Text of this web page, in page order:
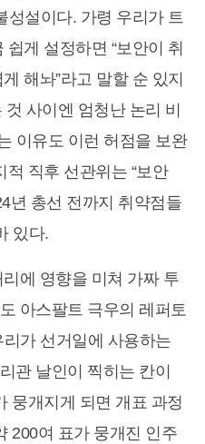
성설이다. 가령 우리가 트
게 설정하면 “보안이 취
해놔”라고 말할 순 있지
사이엔 엄청난 논리 비
이유도 이런 허점을 보완
직후 선관위는 “보안
년 총선 전까지 취약점들
있다.
에 영향을 미쳐 가짜 투
아스팔트 극우의 레퍼토
가 선거일에 사용하는
관 날인이 찍히는 칸이
뭉개지게 되면 개표 과정
200여 표가 뭉개진 인주